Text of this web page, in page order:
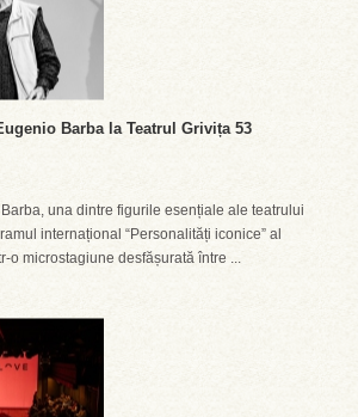
Barba la Teatrul Grivița 53
una dintre figurile esențiale ale teatrului
internațional “Personalități iconice” al
o microstagiune desfășurată între ...